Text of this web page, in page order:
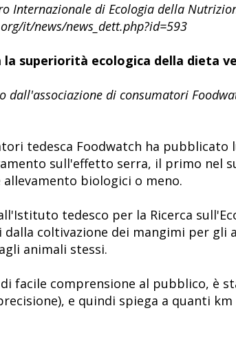
Internazionale di Ecologia della
it/news/news_dett.php?id=593
superiorità ecologica della dieta
di consumatori
tedesca Foodwatch ha
sull'effetto serra, il primo nel
biologici o meno.
tedesco per la Ricerca
coltivazione dei mangimi per
animali stessi.
facile comprensione al pubblico, è
e quindi spiega a quanti